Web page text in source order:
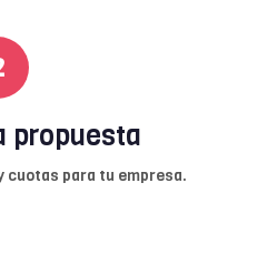
propuesta
cuotas para tu empresa.